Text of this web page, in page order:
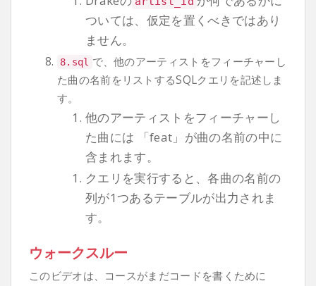
ついては、仮定を置くべきではあり
ません。
8.sql で、他のアーティストをフィーチャーし
た曲の名前をリストするSQLクエリを記述しま
す。
他のアーティストをフィーチャーし
た曲には 「feat」が曲の名前の中に
含まれます。
クエリを実行すると、各曲の名前の
列が1つあるテーブルが出力されま
す。
ウォークスルー
このビデオは、コースがまだコードを書くために